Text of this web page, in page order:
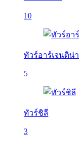
10
ทัวร์อาร์เจนติน่า
5
ทัวร์ชิลี
3